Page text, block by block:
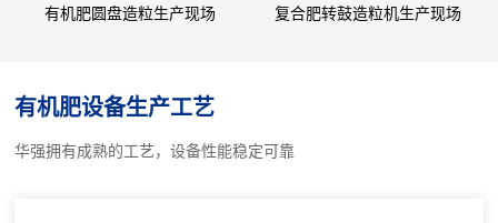
有机肥圆盘造粒生产现场 复合肥转鼓造粒机生产现场
有机肥设备生产工艺
华强拥有成熟的工艺，设备性能稳定可靠